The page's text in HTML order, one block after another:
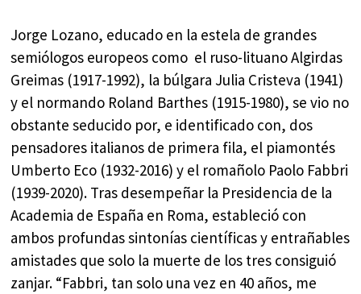
Jorge Lozano, educado en la estela de grandes
semiólogos europeos como el ruso-lituano Algirdas
Greimas (1917-1992), la búlgara Julia Cristeva (1941)
y el normando Roland Barthes (1915-1980), se vio no
obstante seducido por, e identificado con, dos
pensadores italianos de primera fila, el piamontés
Umberto Eco (1932-2016) y el romañolo Paolo Fabbri
(1939-2020). Tras desempeñar la Presidencia de la
Academia de España en Roma, estableció con
ambos profundas sintonías científicas y entrañables
amistades que solo la muerte de los tres consiguió
zanjar. “Fabbri, tan solo una vez en 40 años, me